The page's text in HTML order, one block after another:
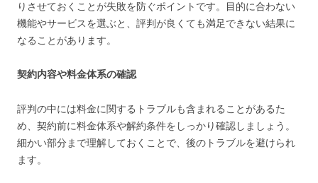
りさせておくことが失敗を防ぐポイントです。目的に合わない
機能やサービスを選ぶと、評判が良くても満足できない結果に
なることがあります。
契約内容や料金体系の確認
評判の中には料金に関するトラブルも含まれることがあるた
め、契約前に料金体系や解約条件をしっかり確認しましょう。
細かい部分まで理解しておくことで、後のトラブルを避けられ
ます。